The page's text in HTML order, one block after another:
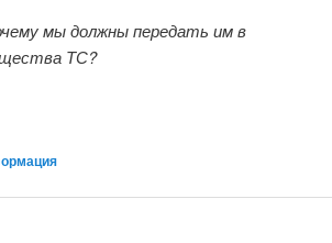
мы должны передать им в
ТС?